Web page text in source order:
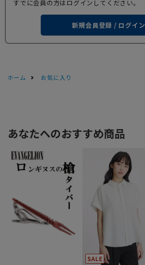
すでに会員の方はログインしてください。
新規会員登録 / ログイン
ホーム お気に入り